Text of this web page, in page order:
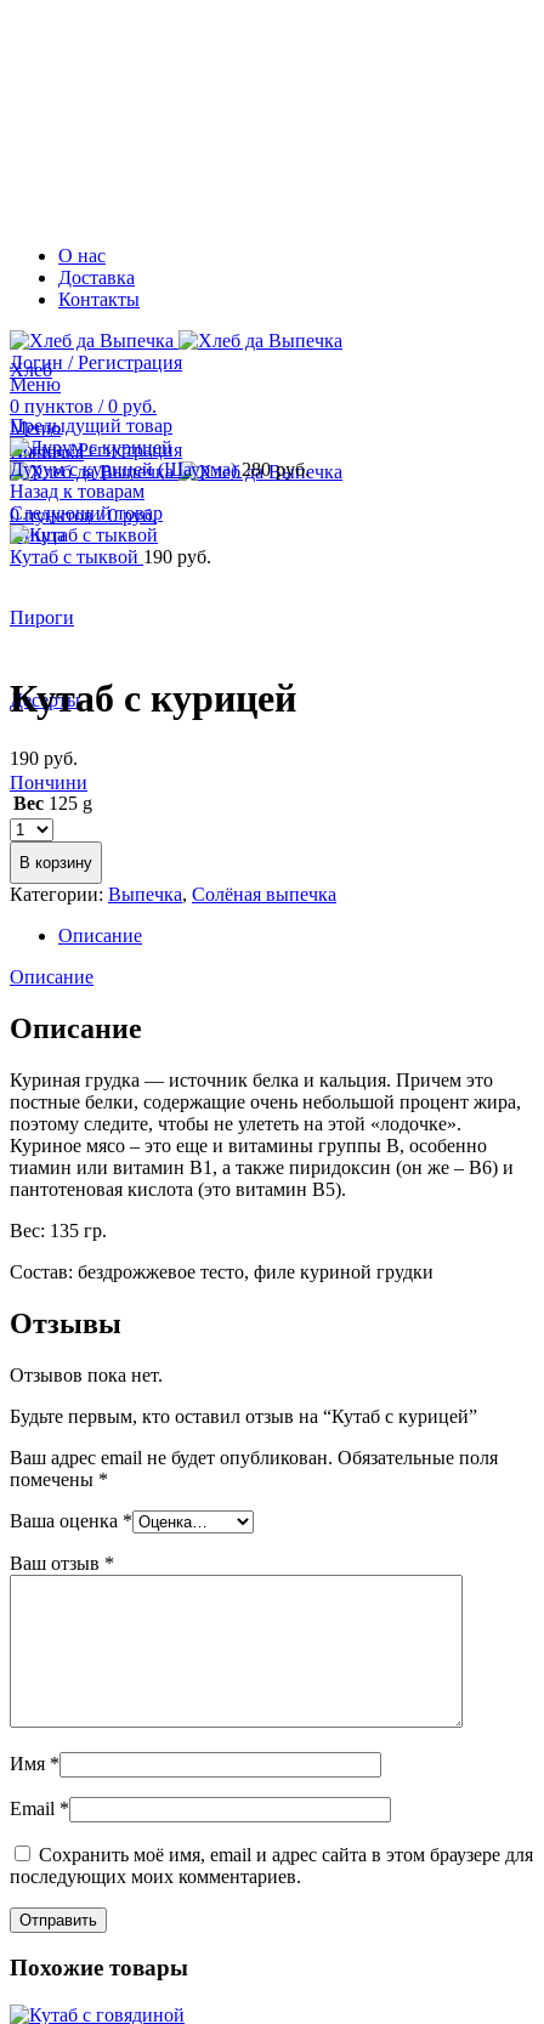
О нас
Доставка
Контакты
Логин / Регистрация
Меню
0 пунктов / 0 руб.
Меню
Логин / Регистрация
0пунктов / 0руб.
Хлеб
Выпечка
Пицца
Пироги
Десерты
Пончини
Предыдущий товар
Дурум с курицей (Шаурма)280руб.
Назад к товарам
Следующий товар
Кутаб с тыквой 190 руб.
Кутаб с курицей
190 руб.
Вес 125 g
В корзину
Категории: Выпечка, Солёная выпечка
Описание
Описание
Описание
Куриная грудка — источник белка и кальция. Причем это
постные белки, содержащие очень небольшой процент жира,
поэтому следите, чтобы не улететь на этой «лодочке».
Куриное мясо – это еще и витамины группы В, особенно
тиамин или витамин В1, а также пиридоксин (он же – В6) и
пантотеновая кислота (это витамин В5).
Вес: 135 гр.
Состав: бездрожжевое тесто, филе куриной грудки
Отзывы
Отзывов пока нет.
Будьте первым, кто оставил отзыв на “Кутаб с курицей”
Ваш адрес email не будет опубликован. Обязательные поля
помечены *
Ваша оценка *
Ваш отзыв *
Имя *
Email *
Сохранить моё имя, email и адрес сайта в этом браузере для
последующих моих комментариев.
Похожие товары